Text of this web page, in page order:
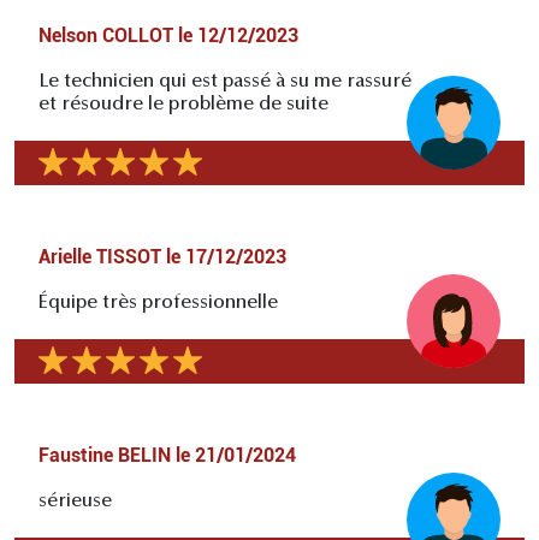
Nelson COLLOT le 12/12/2023
Le technicien qui est passé à su me rassuré
et résoudre le problème de suite
Arielle TISSOT le 17/12/2023
Équipe très professionnelle
Faustine BELIN le 21/01/2024
sérieuse